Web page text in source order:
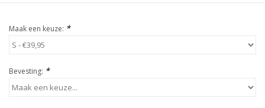
Maak een keuze: *
Bevesting: *